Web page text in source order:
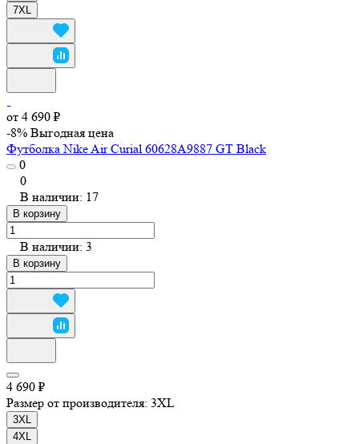
7XL
от 4 690 ₽
-8% Выгодная цена
Футболка Nike Air Curial 60628A9887 GT Black
0
0
В наличии: 17
В корзину
В наличии: 3
В корзину
4 690 ₽
Размер от производителя: 3XL
3XL
4XL